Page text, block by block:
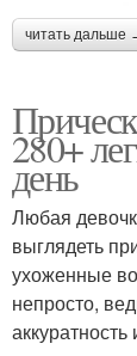
читать дальше
280+
день
Любая
выглядеть
ухоженные
непросто,
аккуратность